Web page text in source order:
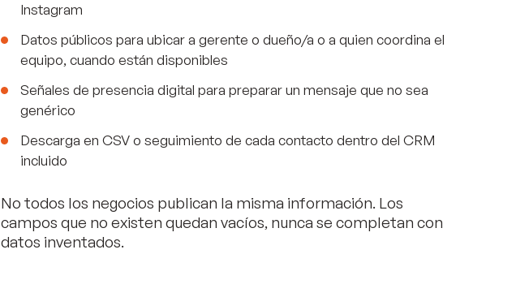
Instagram
Datos públicos para ubicar a gerente o dueño/a o a quien coordina el
equipo, cuando están disponibles
Señales de presencia digital para preparar un mensaje que no sea
genérico
Descarga en CSV o seguimiento de cada contacto dentro del CRM
incluido
No todos los negocios publican la misma información. Los
campos que no existen quedan vacíos, nunca se completan con
datos inventados.